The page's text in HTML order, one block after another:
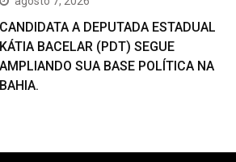
CANDIDATA A DEPUTADA ESTADUAL
KÁTIA BACELAR (PDT) SEGUE
AMPLIANDO SUA BASE POLÍTICA NA
BAHIA.